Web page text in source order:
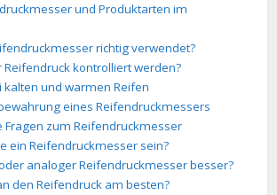
und Produktarten im
richtig verwendet?
Reifendruck kontrolliert werden?
kalten und warmen Reifen
eines Reifendruckmessers
Fragen zum Reifendruckmesser
ein Reifendruckmesser sein?
analoger Reifendruckmesser besser?
den Reifendruck am besten?